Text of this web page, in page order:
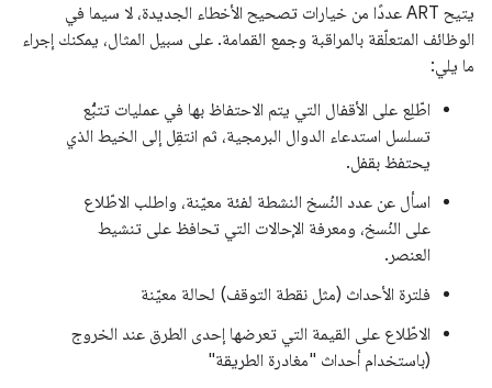
يتيح ART عددًا من خيارات تصحيح الأخطاء الجديدة، لا سيما في
الوظائف المتعلّقة بالمراقبة وجمع القمامة. على سبيل المثال، يمكنك إجراء
ما يلي:
اطّلِع على الأقفال التي يتم الاحتفاظ بها في عمليات تتبُّع
تسلسل استدعاء الدوال البرمجية، ثم انتقِل إلى الخيط الذي
يحتفظ بقفل.
اسأل عن عدد النُسخ النشطة لفئة معيّنة، واطلب الاطّلاع
على النُسخ، ومعرفة الإحالات التي تحافظ على تنشيط
العنصر.
فلترة الأحداث (مثل نقطة التوقف) لحالة معيّنة
الاطّلاع على القيمة التي تعرضها إحدى الطرق عند الخروج
(باستخدام أحداث "مغادرة الطريقة"